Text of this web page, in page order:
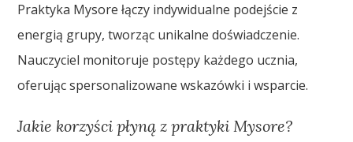
Praktyka Mysore łączy indywidualne podejście z
energią grupy, tworząc unikalne doświadczenie.
Nauczyciel monitoruje postępy każdego ucznia,
oferując spersonalizowane wskazówki i wsparcie.
Jakie korzyści płyną z praktyki Mysore?